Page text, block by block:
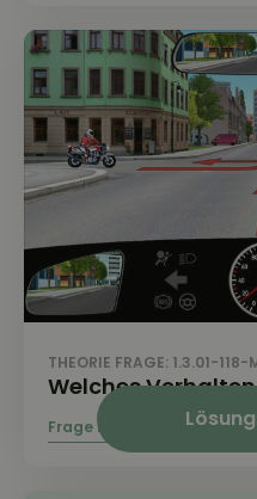
THEORIE FRAGE: 1.3.01-118-
Welches